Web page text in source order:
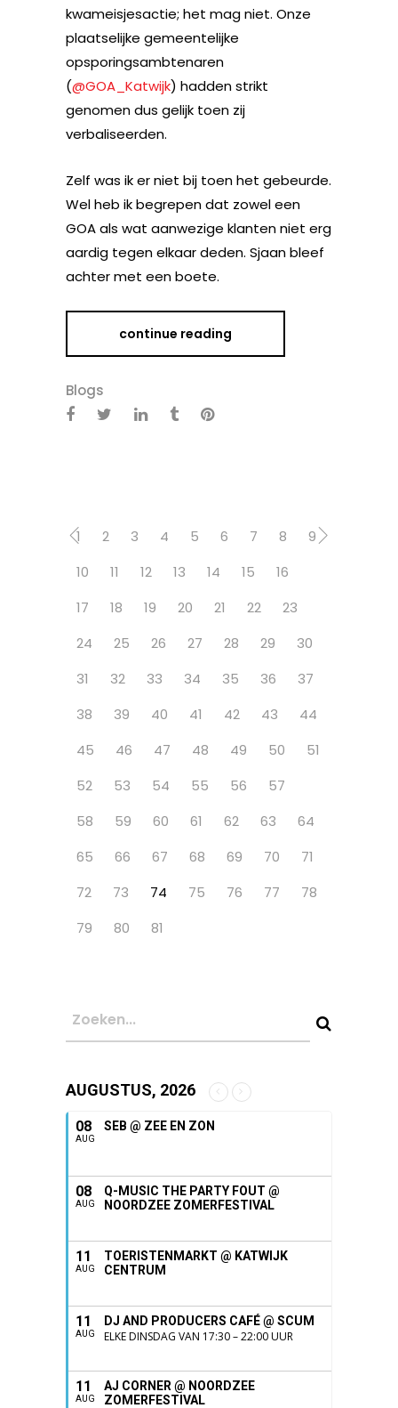
kwameisjesactie; het mag niet. Onze
plaatselijke gemeentelijke
opsporingsambtenaren
(@GOA_Katwijk) hadden strikt
genomen dus gelijk toen zij
verbaliseerden.
Zelf was ik er niet bij toen het gebeurde.
Wel heb ik begrepen dat zowel een
GOA als wat aanwezige klanten niet erg
aardig tegen elkaar deden. Sjaan bleef
achter met een boete.
continue reading
Blogs
1 2 3 4 5 6 7 8
9
10
11 12 13 14 15
16
17
18 19 20 21 22
23
24
25 26 27 28 29
30
31
32 33 34 35 36
37
38
39 40 41 42 43
44
45
46 47 48 49 50
51
52
53 54 55 56
57
58
59 60 61 62 63
64
65
66 67 68 69 70
71
72
73 74 75 76 77
78
79
80 81
AUGUSTUS, 2026
08
AUG
SEB @ ZEE EN ZON
08
AUG
Q-MUSIC THE PARTY FOUT @
NOORDZEE ZOMERFESTIVAL
11
AUG
TOERISTENMARKT @ KATWIJK
CENTRUM
11
AUG
DJ AND PRODUCERS CAFÉ @ SCUM
ELKE DINSDAG VAN 17:30 – 22:00 UUR
11
AUG
AJ CORNER @ NOORDZEE
ZOMERFESTIVAL